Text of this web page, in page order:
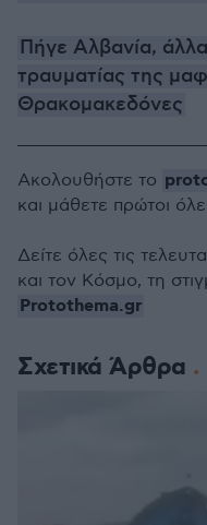
Πήγε Αλβανία,
τραυματίας της
Θρακομακεδόνες
Σχετικά Άρθρα
Ακολουθήστε το
και μάθετε πρώτοι
Δείτε όλες τις
και τον Κόσμο, τη
Protothema.gr